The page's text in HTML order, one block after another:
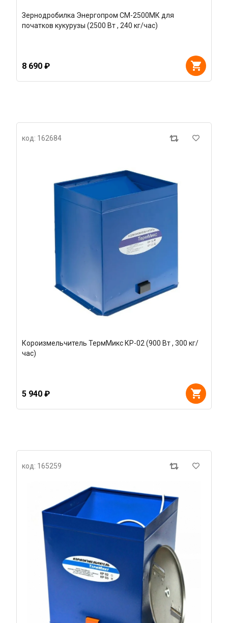
Зернодробилка Энергопром CM-2500МК для
початков кукурузы (2500 Вт , 240 кг/час)
8 690 ₽
код: 162684
Короизмельчитель ТермМикс КР-02 (900 Вт , 300 кг/
час)
5 940 ₽
код: 165259